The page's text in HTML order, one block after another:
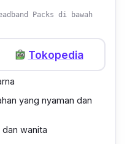
yang unik bagi
Packs di bawah
Tokopedia
yang nyaman dan
wanita